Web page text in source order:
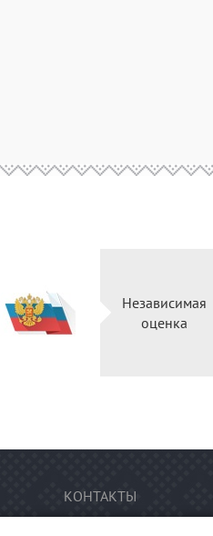
Независимая
оценка
КОНТАКТЫ